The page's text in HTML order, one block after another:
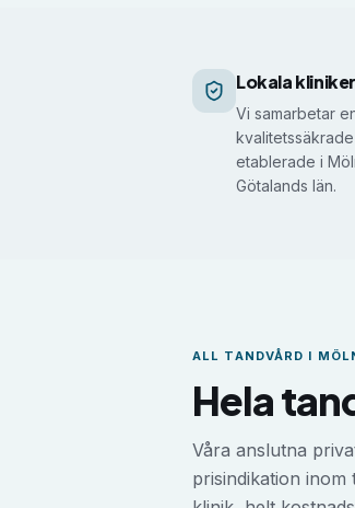
Det här gör vi åt
Lokala
Vi samarbetar
etablerade i
Götalands län.
ALL TANDVÅRD I
Hela
Våra anslutna
prisindikation